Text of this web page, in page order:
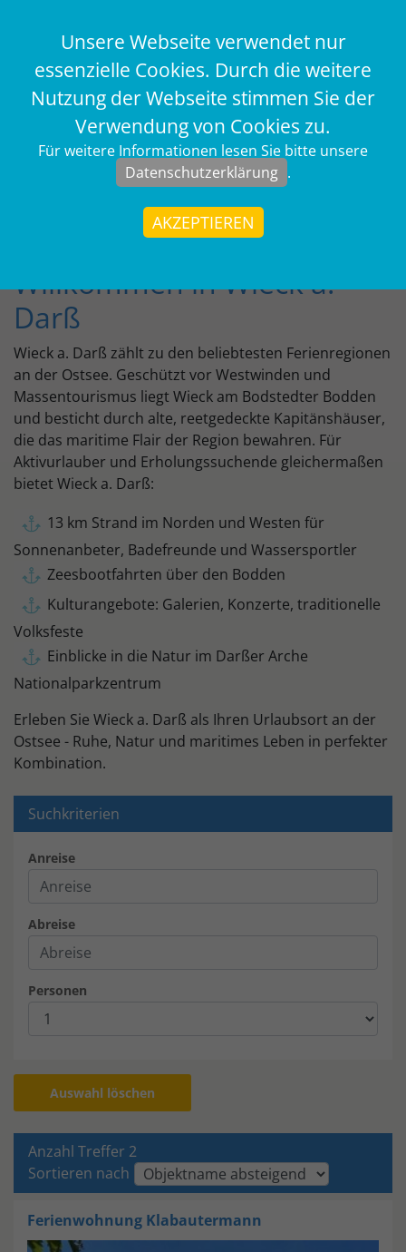
Unsere Webseite verwendet nur
essenzielle Cookies. Durch die weitere
Nutzung der Webseite stimmen Sie der
Verwendung von Cookies zu.
Für weitere Informationen lesen Sie bitte unsere
Datenschutzerklärung .
AKZEPTIEREN
Willkommen in Wieck a.
Darß
Wieck a. Darß zählt zu den beliebtesten Ferienregionen
an der Ostsee. Geschützt vor Westwinden und
Massentourismus liegt Wieck am Bodstedter Bodden
und besticht durch alte, reetgedeckte Kapitänshäuser,
die das maritime Flair der Region bewahren. Für
Aktivurlauber und Erholungssuchende gleichermaßen
bietet Wieck a. Darß:
13 km Strand im Norden und Westen für
Sonnenanbeter, Badefreunde und Wassersportler
Zeesbootfahrten über den Bodden
Kulturangebote: Galerien, Konzerte, traditionelle
Volksfeste
Einblicke in die Natur im Darßer Arche
Nationalparkzentrum
Erleben Sie Wieck a. Darß als Ihren Urlaubsort an der
Ostsee - Ruhe, Natur und maritimes Leben in perfekter
Kombination.
Suchkriterien
Anreise
Abreise
Personen
Auswahl löschen
Anzahl Treffer 2
Sortieren nach
Ferienwohnung Klabautermann